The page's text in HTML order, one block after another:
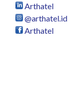
Arthatel
@arthatel.id
Arthatel